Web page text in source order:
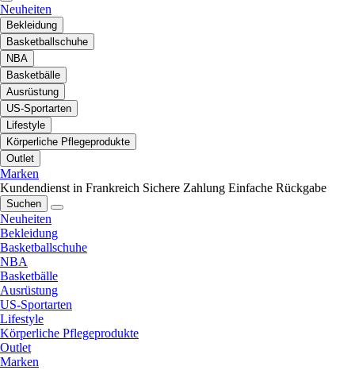
Neuheiten
Bekleidung
Basketballschuhe
NBA
Basketbälle
Ausrüstung
US-Sportarten
Lifestyle
Körperliche Pflegeprodukte
Outlet
Marken
Kundendienst in Frankreich Sichere Zahlung Einfache Rückgabe
Suchen
Neuheiten
Bekleidung
Basketballschuhe
NBA
Basketbälle
Ausrüstung
US-Sportarten
Lifestyle
Körperliche Pflegeprodukte
Outlet
Marken